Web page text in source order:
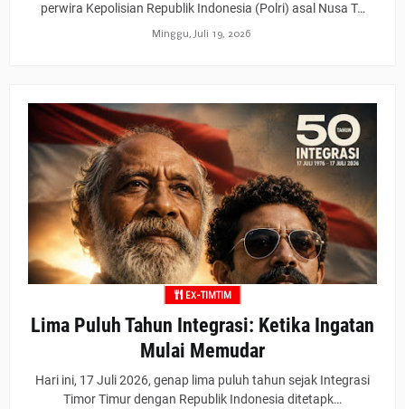
perwira Kepolisian Republik Indonesia (Polri) asal Nusa T…
Minggu, Juli 19, 2026
EX-TIMTIM
Lima Puluh Tahun Integrasi: Ketika Ingatan
Mulai Memudar
Hari ini, 17 Juli 2026, genap lima puluh tahun sejak Integrasi
Timor Timur dengan Republik Indonesia ditetapk…